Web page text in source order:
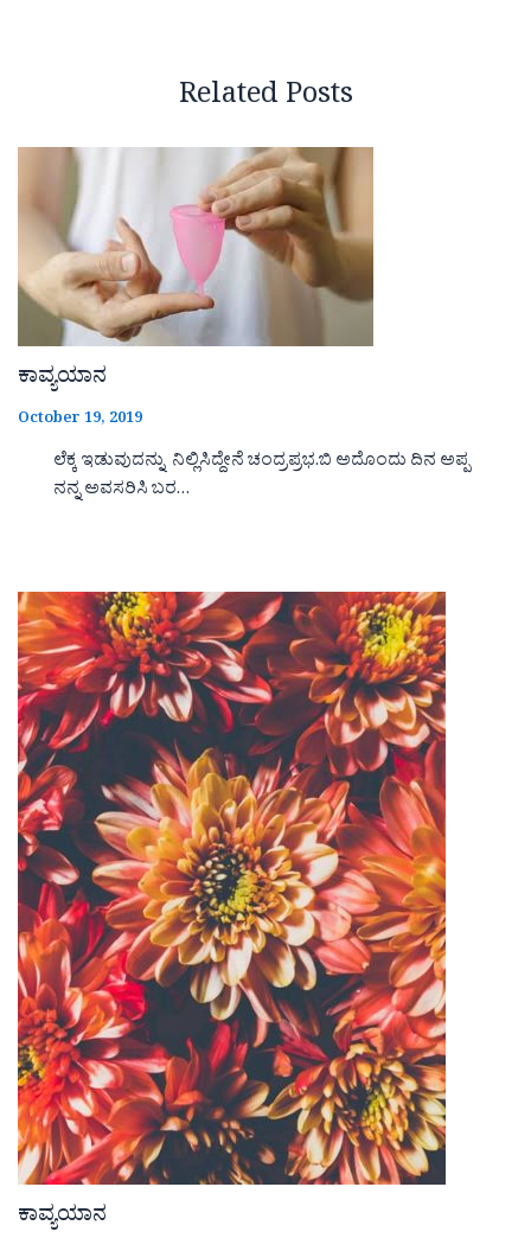
Related Posts
ಕಾವ್ಯಯಾನ
October 19, 2019
ಲೆಕ್ಕ ಇಡುವುದನ್ನು ನಿಲ್ಲಿಸಿದ್ದೇನೆ ಚಂದ್ರಪ್ರಭ.ಬಿ ಅದೊಂದು ದಿನ ಅಪ್ಪ
ನನ್ನ ಅವಸರಿಸಿ ಬರ…
ಕಾವ್ಯಯಾನ